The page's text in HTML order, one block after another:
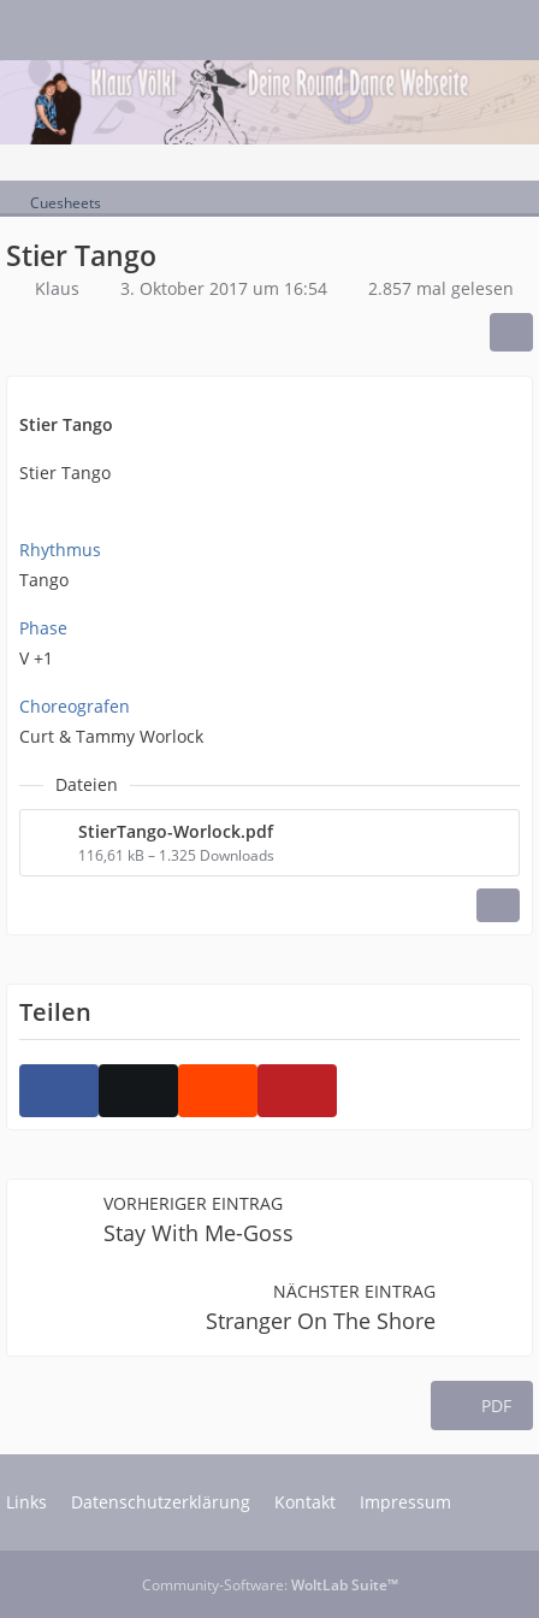
Cuesheets
Stier Tango
Klaus 3. Oktober 2017 um 16:54 2.857 mal gelesen
Stier Tango
Stier Tango
Rhythmus
Tango
Phase
V +1
Choreografen
Curt & Tammy Worlock
Dateien
StierTango-Worlock.pdf
116,61 kB – 1.325 Downloads
Teilen
VORHERIGER EINTRAG
Stay With Me-Goss
NÄCHSTER EINTRAG
Stranger On The Shore
PDF
Links Datenschutzerklärung Kontakt Impressum
Community-Software: WoltLab Suite™